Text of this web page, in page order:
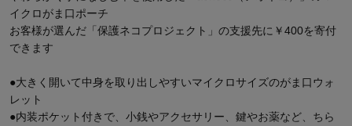
イクロがま口ポーチ
お客様が選んだ「保護ネコプロジェクト」の支援先に￥400を寄付
できます
●大きく開いて中身を取り出しやすいマイクロサイズのがま口ウォ
レット
●内装ポケット付きで、小銭やアクセサリー、鍵やお薬など、ちら